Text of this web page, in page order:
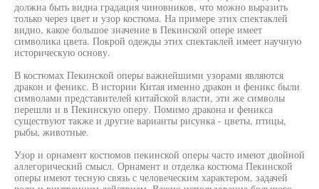
должна быть видна градация чиновников, что можно выразить
только через цвет и узор костюма. На примере этих спектаклей
видно, какое большое значение в Пекинской опере имеет
символика цвета. Покрой одежды этих спектаклей имеет научную
историческую основу.
В костюмах Пекинской оперы важнейшими узорами являются
дракон и феникс. В истории Китая именно дракон и феникс были
символами представителей китайской власти, эти же символы
перешли и в Пекинскую оперу. Помимо дракона и феникса
существуют также и другие варианты рисунка - цветы, птицы,
рыбы, животные.
Узор и орнамент костюмов пекинской оперы часто имеют двойной
аллегорический смысл. Орнамент и отделка костюма Пекинской
оперы имеют тесную связь с человеческим характером, задачей